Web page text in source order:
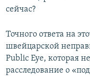
сейчас?
Точного ответа на
швейцарской
Public Eye, которая
расследование о